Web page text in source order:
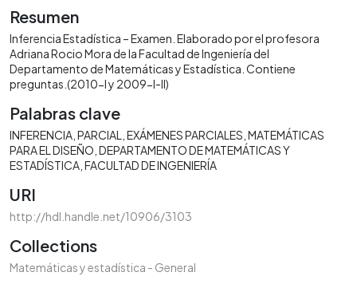
Resumen
Inferencia Estadística – Examen. Elaborado por el profesora
Adriana Rocio Mora de la Facultad de Ingeniería del
Departamento de Matemáticas y Estadística. Contiene
preguntas.(2010-I y 2009-I-II)
Palabras clave
INFERENCIA PARCIAL EXÁMENES PARCIALES MATEMÁTICAS
PARA EL DISEÑO DEPARTAMENTO DE MATEMÁTICAS Y
ESTADÍSTICA FACULTAD DE INGENIERÍA
URI
http://hdl.handle.net/10906/3103
Collections
Matemáticas y estadística - General